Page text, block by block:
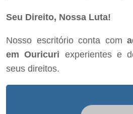
Seu Direito, Nossa Luta!
Nosso escritório conta com
em Ouricuri experientes e
seus direitos.